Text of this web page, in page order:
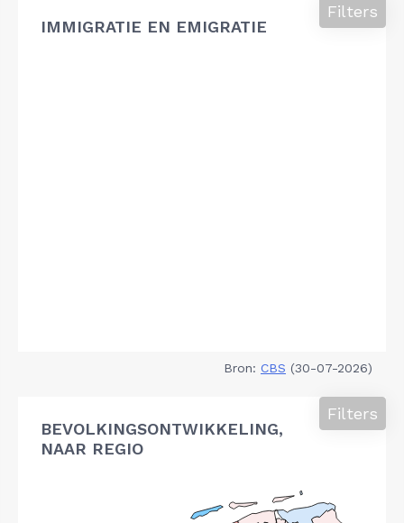
IMMIGRATIE EN EMIGRATIE
Filters
Bron: CBS (30-07-2026)
BEVOLKINGSONTWIKKELING,
NAAR REGIO
Filters